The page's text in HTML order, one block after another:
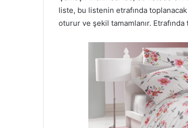
liste, bu listenin etrafında
oturur ve şekil tamamlanır.